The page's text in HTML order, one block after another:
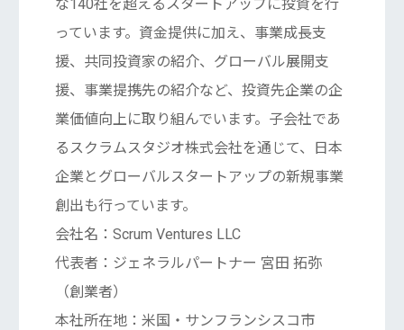
な140社を超えるスタートアップに投資を行
っています。資金提供に加え、事業成長支
援、共同投資家の紹介、グローバル展開支
援、事業提携先の紹介など、投資先企業の企
業価値向上に取り組んでいます。子会社であ
るスクラムスタジオ株式会社を通じて、日本
企業とグローバルスタートアップの新規事業
創出も行っています。
会社名：Scrum Ventures LLC
代表者：ジェネラルパートナー 宮田 拓弥
（創業者）
本社所在地：米国・サンフランシスコ市